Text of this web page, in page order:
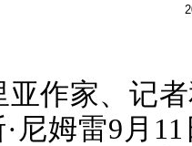
亚作家、记
·尼姆雷9月